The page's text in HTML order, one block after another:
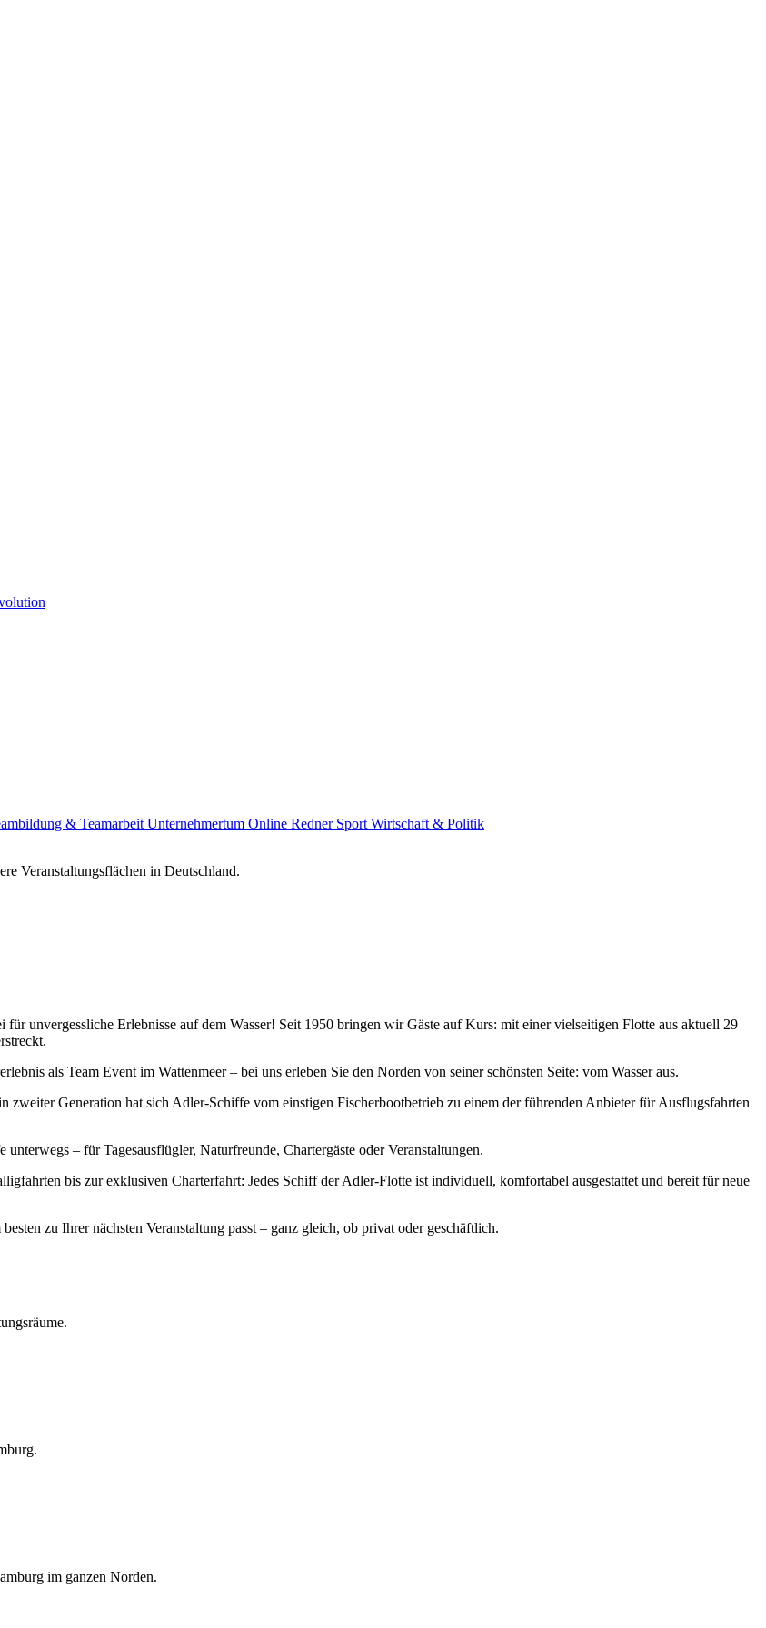
& Teamarbeit Unternehmertum Online Redner Sport Wirtschaft & Politik
Veranstaltungsflächen in Deutschland.
unvergessliche Erlebnisse auf dem Wasser! Seit 1950 bringen wir Gäste auf Kurs: mit einer vielseitigen Flotte aus aktuell 29
als Team Event im Wattenmeer – bei uns erleben Sie den Norden von seiner schönsten Seite: vom Wasser aus.
Generation hat sich Adler-Schiffe vom einstigen Fischerbootbetrieb zu einem der führenden Anbieter für Ausflugsfahrten
– für Tagesausflügler, Naturfreunde, Chartergäste oder Veranstaltungen.
bis zur exklusiven Charterfahrt: Jedes Schiff der Adler-Flotte ist individuell, komfortabel ausgestattet und bereit für neue
zu Ihrer nächsten Veranstaltung passt – ganz gleich, ob privat oder geschäftlich.
im ganzen Norden.